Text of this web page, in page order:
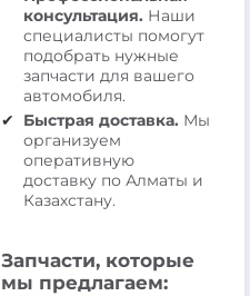
консультация. Наши
специалисты помогут
подобрать нужные
запчасти для вашего
автомобиля.
Быстрая доставка. Мы
организуем
оперативную
доставку по Алматы и
Казахстану.
Запчасти, которые
мы предлагаем: